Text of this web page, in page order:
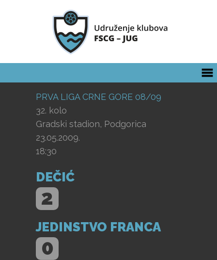
PRVA LIGA CRNE GORE 08/09
32. kolo
Gradski stadion, Podgorica
23.05.2009.
18:30
DEČIĆ
2
JEDINSTVO FRANCA
0